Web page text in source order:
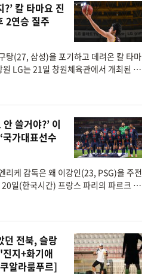
칼 타마요 진
2연승 질주
탕(27, 삼성)을 포기하고 데려온 칼 타마
LG는 21일 창원체육관에서 개최된 ‘2
쓸거야?’ 이
가대표선수
리케 감독은 왜 이강인(23, PSG)을 주전
일(한국시간) 프랑스 파리의 파르크 데
던 전북, 슬랑
지+화기애
알라룸푸르]